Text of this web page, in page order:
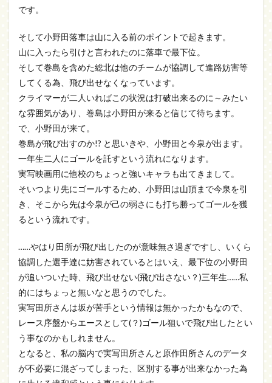
です。
そして小野田落車は山に入る前のポイントで起きます。
山に入ったら引けと言われたのに落車で最下位。
そして巻島を含めた総北は他のチームが協調して進路妨害等
してくる為、飛び出せなくなっています。
クライマーが二人いればこの状況は打破出来るのに～みたい
な雰囲気があり、巻島は小野田が来ると信じて待ちます。
で、小野田が来て。
巻島が飛び出すのか!? と思いきや、小野田と今泉が出ます。
一年生二人にゴールを託すという流れになります。
実写映画用に他校のちょっと強いキャラも出てきまして。
そいつより先にゴールするため、小野田は山頂まで今泉を引
き、そこから先は今泉が己の弱さにも打ち勝ってゴールを獲
るという流れです。
……やはり田所が飛び出したのが意味無さ過ぎですし、いくら
協調した選手達に妨害されているとはいえ、最下位の小野田
が追いついた時、飛び出せない(飛び出さない？)三年生……私
的にはちょっと無いなと思うのでした。
実写田所さんは坂が苦手という情報は無かったかもなので、
レース序盤からエースとして(？)ゴール狙いで飛び出したとい
う事なのかもしれません。
となると、私の脳内で実写田所さんと原作田所さんのデータ
が不必要に混ざってしまった、区別する事が出来なかった為